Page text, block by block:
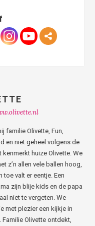
familie Olivette, Fun,
en niet geheel volgens de
kenmerkt huize Olivette. We
z’n allen vele ballen hoog,
toe valt er eentje. Een
zijn blije kids en de papa
niet te vergeten. We
met plezier een kijkje in
Familie Olivette ontdekt,